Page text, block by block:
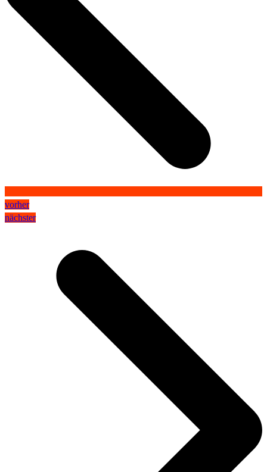
vorher
nächster